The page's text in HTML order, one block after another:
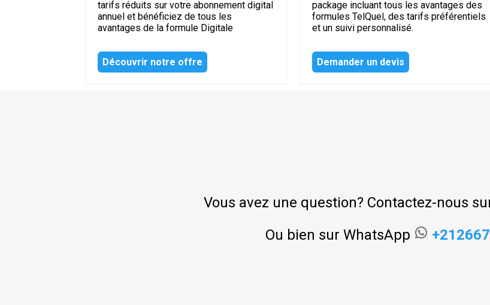
tarifs réduits sur votre abonnement digital
annuel et bénéficiez de tous les
avantages de la formule Digitale
Découvrir notre offre
package incluant tous les avantages des
formules TelQuel, des tarifs préférentiels
et un suivi personnalisé.
Demander un devis
Vous avez une question? Contactez-nous
Ou bien sur WhatsApp